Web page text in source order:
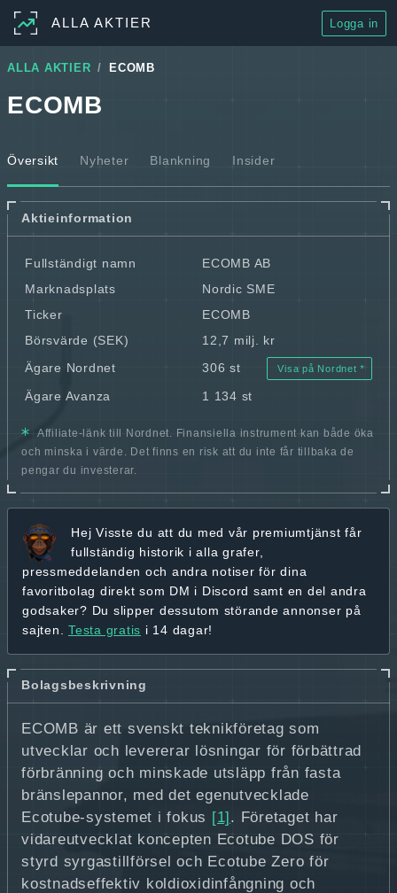
ALLA AKTIER Logga in
ALLA AKTIER ECOMB
ECOMB
Översikt Nyheter Blankning Insider
Aktieinformation
Fullständigt namn
ECOMB AB
Marknadsplats
Nordic SME
Ticker
ECOMB
Börsvärde (SEK)
12,7 milj. kr
Ägare Nordnet
306 st Visa på Nordnet
Ägare Avanza 1 134 st
Affiliate-länk till Nordnet. Finansiella instrument kan både öka
och minska i värde. Det finns en risk att du inte får tillbaka de
pengar du investerar.
Hej Visste du att du med vår premiumtjänst får
fullständig historik i alla grafer,
pressmeddelanden och andra notiser för dina
favoritbolag direkt som DM i Discord samt en del andra
godsaker? Du slipper dessutom störande annonser på
sajten. Testa gratis i 14 dagar!
Bolagsbeskrivning
ECOMB är ett svenskt teknikföretag som
utvecklar och levererar lösningar för förbättrad
förbränning och minskade utsläpp från fasta
bränslepannor, med det egenutvecklade
Ecotube‑systemet i fokus [1] . Företaget har
vidareutvecklat koncepten Ecotube DOS för
styrd syrgastillförsel och Ecotube Zero för
kostnadseffektiv koldioxidinfångning och